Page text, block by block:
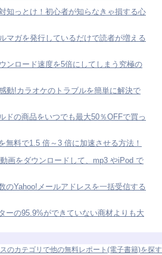
知っとけ！初心者が知らなきゃ損する心
マガを発行しているだけで読者が増える
ンロード速度を5倍にしてしまう究極の
動!カラオケのトラブルを簡単に解決で
ドの商品をいつでも最大50％OFFで買っ
無料で1.5 倍～3 倍に加速させる方法！
動画をダウンロードして、mp3 やiPod で
のYahoo!メールアドレスを一括受信する
ーの95.9%ができていない商材よりも大
のカテゴリで他の無料レポート(電子書籍)を探す